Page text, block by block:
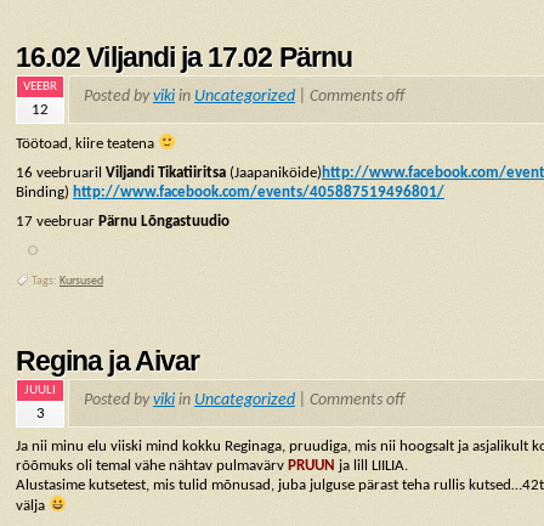
16.02 Viljandi ja 17.02 Pärnu
VEEBR
12
Posted byviki in Uncategorized Comments off
Töötoad, kiire teatena
16 veebruaril Viljandi Tikatiiritsa (Jaapaniköide) http://www.facebook.com/
Binding) http://www.facebook.com/events/405887519496801/
17 veebruar Pärnu Lõngastuudio
Tags: Kursused
Regina ja Aivar
JUULI
3
Posted byviki in Uncategorized Comments off
Ja nii minu elu viiski mind kokku Reginaga, pruudiga, mis nii hoogsalt ja asjalikult
rõõmuks oli temal vähe nähtav pulmavärv PRUUN ja lill LIILIA.
Alustasime kutsetest, mis tulid mõnusad, juba julguse pärast teha rullis
välja